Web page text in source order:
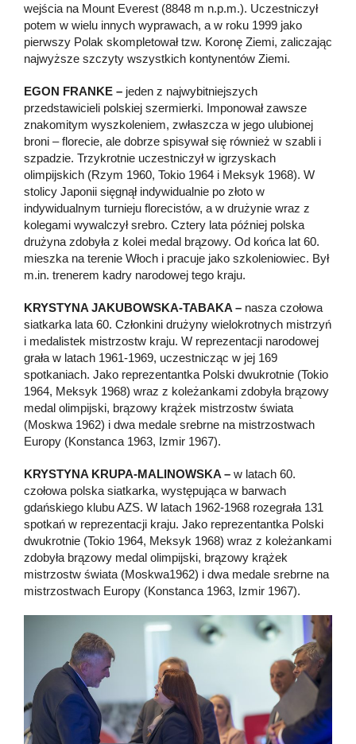
wejścia na Mount Everest (8848 m n.p.m.). Uczestniczył
potem w wielu innych wyprawach, a w roku 1999 jako
pierwszy Polak skompletował tzw. Koronę Ziemi, zaliczając
najwyższe szczyty wszystkich kontynentów Ziemi.
EGON FRANKE – jeden z najwybitniejszych
przedstawicieli polskiej szermierki. Imponował zawsze
znakomitym wyszkoleniem, zwłaszcza w jego ulubionej
broni – florecie, ale dobrze spisywał się również w szabli i
szpadzie. Trzykrotnie uczestniczył w igrzyskach
olimpijskich (Rzym 1960, Tokio 1964 i Meksyk 1968). W
stolicy Japonii sięgnął indywidualnie po złoto w
indywidualnym turnieju florecistów, a w drużynie wraz z
kolegami wywalczył srebro. Cztery lata później polska
drużyna zdobyła z kolei medal brązowy. Od końca lat 60.
mieszka na terenie Włoch i pracuje jako szkoleniowiec. Był
m.in. trenerem kadry narodowej tego kraju.
KRYSTYNA JAKUBOWSKA-TABAKA – nasza czołowa
siatkarka lata 60. Członkini drużyny wielokrotnych mistrzyń
i medalistek mistrzostw kraju. W reprezentacji narodowej
grała w latach 1961-1969, uczestnicząc w jej 169
spotkaniach. Jako reprezentantka Polski dwukrotnie (Tokio
1964, Meksyk 1968) wraz z koleżankami zdobyła brązowy
medal olimpijski, brązowy krążek mistrzostw świata
(Moskwa 1962) i dwa medale srebrne na mistrzostwach
Europy (Konstanca 1963, Izmir 1967).
KRYSTYNA KRUPA-MALINOWSKA – w latach 60.
czołowa polska siatkarka, występująca w barwach
gdańskiego klubu AZS. W latach 1962-1968 rozegrała 131
spotkań w reprezentacji kraju. Jako reprezentantka Polski
dwukrotnie (Tokio 1964, Meksyk 1968) wraz z koleżankami
zdobyła brązowy medal olimpijski, brązowy krążek
mistrzostw świata (Moskwa1962) i dwa medale srebrne na
mistrzostwach Europy (Konstanca 1963, Izmir 1967).